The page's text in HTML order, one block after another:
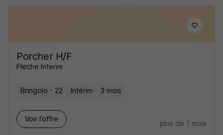
Porcher H/F
Fleche Interim
Bringolo - 22 Intérim 3 mois
Voir l’offre
plus de 1 mois